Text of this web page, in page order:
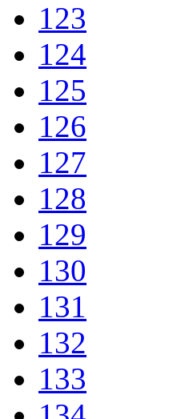
123
124
125
126
127
128
129
130
131
132
133